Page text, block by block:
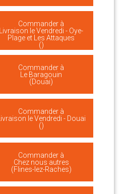
Commander à
Livraison le Vendredi - Oye-
Plage et Les Attaques
()
Commander à
Le Baragouin
(Douai)
Commander à
Livraison le Vendredi - Douai
()
Commander à
Chez nous autres
(Flines-lez-Raches)